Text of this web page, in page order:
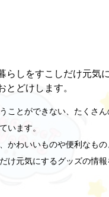
らしをすこしだけ元気
とどけします。
ことができない、たくさ
います。
かわいいものや便利なも
け元気にするグッズの情